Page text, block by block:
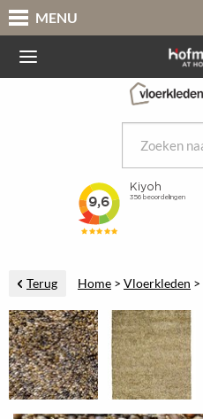
MENU
Terug Home > Vloerkleden >